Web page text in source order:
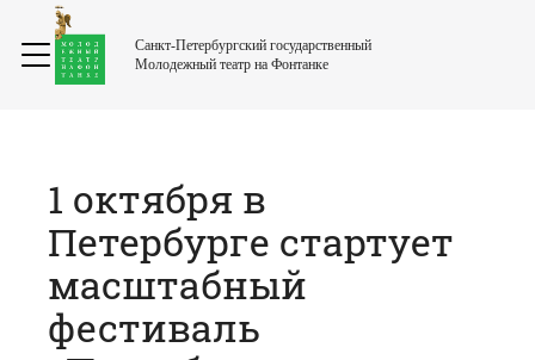
Санкт-Петербургский государственный
Молодежный театр на Фонтанке
1 октября в
Петербурге стартует
масштабный
фестиваль